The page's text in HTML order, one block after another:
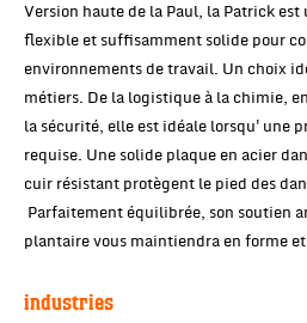
Version haute de la Paul, la Patrick
flexible et suffisamment solide pour
environnements de travail. Un choix
métiers. De la logistique à la chimie,
la sécurité, elle est idéale lorsqu'une
requise. Une solide plaque en acier
cuir résistant protègent le pied des
Parfaitement équilibrée, son soutien
plantaire vous maintiendra en forme
industries